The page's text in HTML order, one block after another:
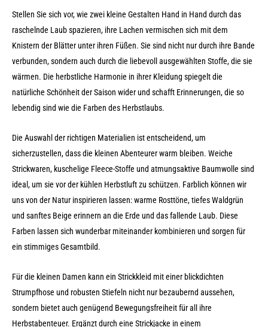
Stellen Sie sich vor, wie zwei kleine Gestalten Hand in Hand durch das
raschelnde Laub spazieren, ihre Lachen vermischen sich mit dem
Knistern der Blätter unter ihren Füßen. Sie sind nicht nur durch ihre Bande
verbunden, sondern auch durch die liebevoll ausgewählten Stoffe, die sie
wärmen. Die herbstliche Harmonie in ihrer Kleidung spiegelt die
natürliche Schönheit der Saison wider und schafft Erinnerungen, die so
lebendig sind wie die Farben des Herbstlaubs.
Die Auswahl der richtigen Materialien ist entscheidend, um
sicherzustellen, dass die kleinen Abenteurer warm bleiben. Weiche
Strickwaren, kuschelige Fleece-Stoffe und atmungsaktive Baumwolle sind
ideal, um sie vor der kühlen Herbstluft zu schützen. Farblich können wir
uns von der Natur inspirieren lassen: warme Rosttöne, tiefes Waldgrün
und sanftes Beige erinnern an die Erde und das fallende Laub. Diese
Farben lassen sich wunderbar miteinander kombinieren und sorgen für
ein stimmiges Gesamtbild.
Für die kleinen Damen kann ein Strickkleid mit einer blickdichten
Strumpfhose und robusten Stiefeln nicht nur bezaubernd aussehen,
sondern bietet auch genügend Bewegungsfreiheit für all ihre
Herbstabenteuer. Ergänzt durch eine Strickjacke in einem